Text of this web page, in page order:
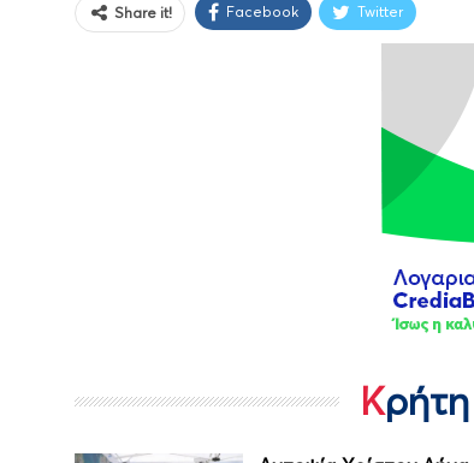
Share it! Facebook Twitter